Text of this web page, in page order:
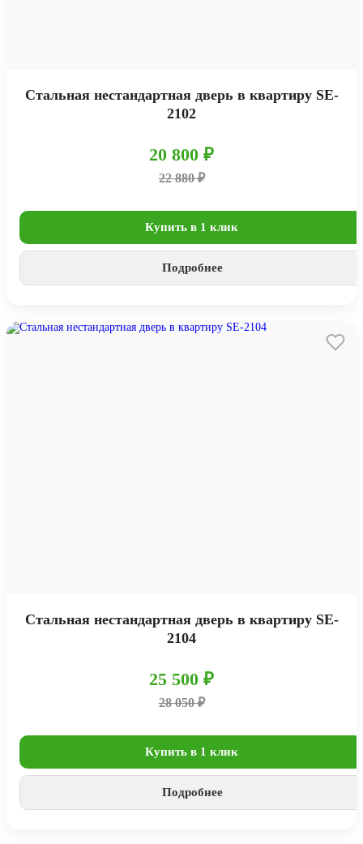
Стальная нестандартная дверь в квартиру SE-
2102
20 800 ₽
22 880 ₽
Купить в 1 клик
Подробнее
Стальная нестандартная дверь в квартиру SE-
2104
25 500 ₽
28 050 ₽
Купить в 1 клик
Подробнее